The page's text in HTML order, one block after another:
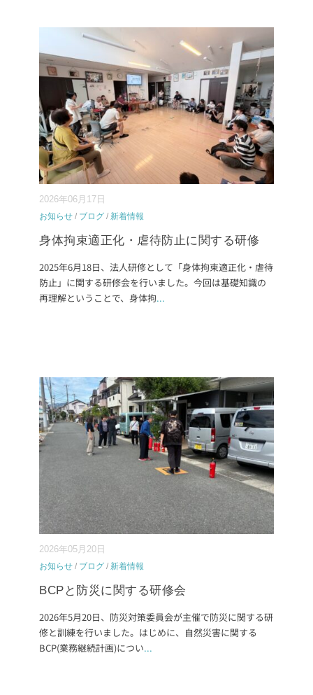
2026年06月17日
お知らせ / ブログ / 新着情報
身体拘束適正化・虐待防止に関する研修
2025年6月18日、法人研修として「身体拘束適正化・虐待
防止」に関する研修会を行いました。今回は基礎知識の
再理解ということで、身体拘...
2026年05月20日
お知らせ / ブログ / 新着情報
BCPと防災に関する研修会
2026年5月20日、防災対策委員会が主催で防災に関する研
修と訓練を行いました。はじめに、自然災害に関する
BCP(業務継続計画)につい...